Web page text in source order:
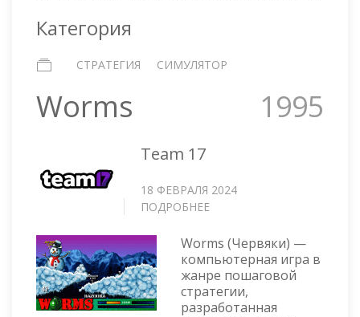
Категория
СТРАТЕГИЯ СИМУЛЯТОР
Worms 1995
Team 17
18 ФЕВРАЛЯ 2024
ПОДРОБНЕЕ
Worms (Червяки) —
компьютерная игра в
жанре пошаговой
стратегии,
разработанная